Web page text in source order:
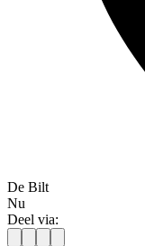
De Bilt
Nu
Deel via: